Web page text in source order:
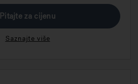
Pitajte za cijenu
Saznajte više